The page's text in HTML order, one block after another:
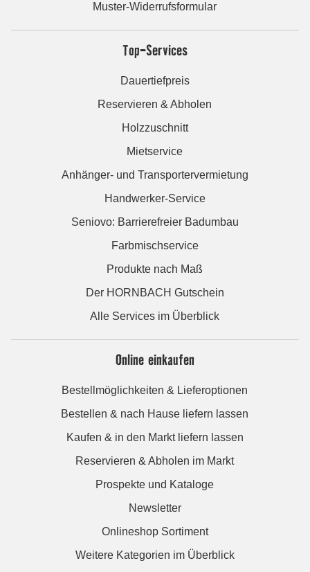
Muster-Widerrufsformular
Top-Services
Dauertiefpreis
Reservieren & Abholen
Holzzuschnitt
Mietservice
Anhänger- und Transportervermietung
Handwerker-Service
Seniovo: Barrierefreier Badumbau
Farbmischservice
Produkte nach Maß
Der HORNBACH Gutschein
Alle Services im Überblick
Online einkaufen
Bestellmöglichkeiten & Lieferoptionen
Bestellen & nach Hause liefern lassen
Kaufen & in den Markt liefern lassen
Reservieren & Abholen im Markt
Prospekte und Kataloge
Newsletter
Onlineshop Sortiment
Weitere Kategorien im Überblick